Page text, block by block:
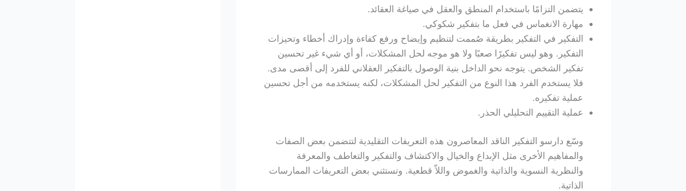
يتضمن التزامًا باستخدام المنطق والعقل في صياغة العقائد.
مهارة الانغماس في فعل ما بتفكير شكوكي.
التفكير في التفكير بطريقة صُممت لتنظيم وإيضاح ورفع كفاءة وإدراك أخطاء وتحيزات
التفكير. وهو ليس تفكيرًا صعبًا ولا هو موجه لحل المشكلات، أو أي شيء غير تحسين
تفكير الشخص. يتوجه نحو الداخل بنية الوصول بالتفكير العقلاني للفرد إلى أقصى مدى.
فلا يستخدم الفرد هذا النوع من التفكير لحل المشكلات، لكنه يستخدمه من أجل تحسين
عملية تفكيره.
عملية التقييم التحليلي الحذر.
وسّع دارسو التفكير الناقد المعاصرون هذه التعريفات التقليدية لتتضمن بعض الصفات
والمفاهيم الأخرى مثل الإبداع والخيال والاكتشاف والتفكير والتعاطف والمعرفة
والنظرية النسوية والذاتية والغموض واللاّ قطعية. وتستثني بعض التعريفات الممارسات
الذاتية.